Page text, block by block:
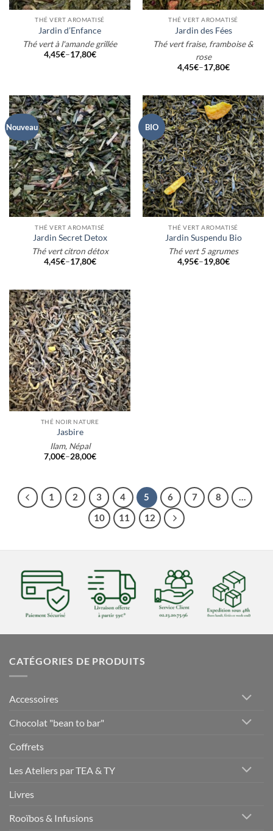
THÉ VERT AROMATISÉ
Jardin d’Enfance
Thé vert à l'amande grillée
4,45€–17,80€
THÉ VERT AROMATISÉ
Jardin des Fées
Thé vert fraise, framboise &
rose
4,45€–17,80€
Nouveau
THÉ VERT AROMATISÉ
Jardin Secret Detox
Thé vert citron détox
4,45€–17,80€
BIO
THÉ VERT AROMATISÉ
Jardin Suspendu Bio
Thé vert 5 agrumes
4,95€–19,80€
THÉ NOIR NATURE
Jasbire
Ilam, Népal
7,00€–28,00€
1 2 3 4 5 6 7 8
…
10
11 12
CATÉGORIES DE PRODUITS
Accessoires
Chocolat "bean to bar"
Coffrets
Les Ateliers par TEA & TY
Livres
Rooïbos & Infusions